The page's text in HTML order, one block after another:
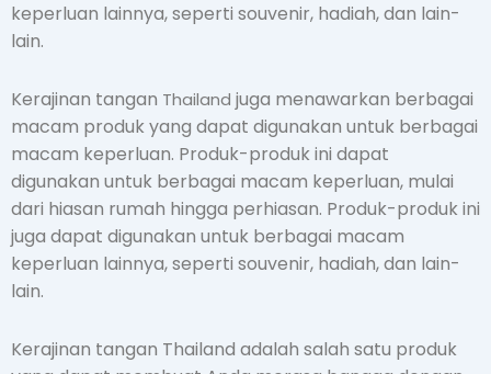
keperluan lainnya, seperti souvenir, hadiah, dan lain-
lain.
Kerajinan tangan Thailand juga menawarkan berbagai
macam produk yang dapat digunakan untuk berbagai
macam keperluan. Produk-produk ini dapat
digunakan untuk berbagai macam keperluan, mulai
dari hiasan rumah hingga perhiasan. Produk-produk ini
juga dapat digunakan untuk berbagai macam
keperluan lainnya, seperti souvenir, hadiah, dan lain-
lain.
Kerajinan tangan Thailand adalah salah satu produk